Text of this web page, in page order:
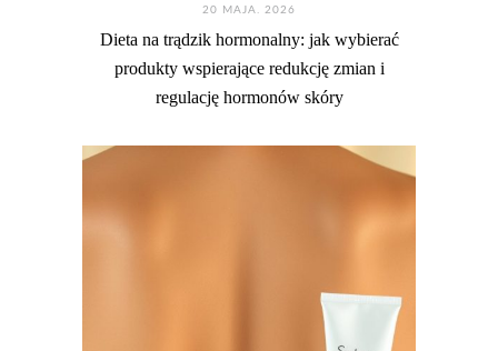
20 MAJA. 2026
Dieta na trądzik hormonalny: jak wybierać
produkty wspierające redukcję zmian i
regulację hormonów skóry